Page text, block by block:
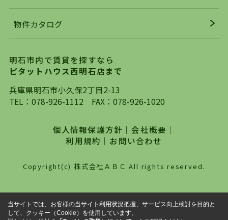
を行っており地域最大級の情報取扱量を誇ってお
ります。店頭で限られた物件をご紹介する、従来
自身でインターネットを利用し、理想のお部屋を
探していただき、選択していただいた物件情報に
対して、専門知識を持ったスタッフがサポートさ
せていただくスタイルを心がけております。私た
は、一度だけでは終わらない、お客様との末長い
お付き合いです。初めての一人暮らしから、就
職・ご結婚・売買物件の購入、などなど一生涯に
わたる、良きアドバイザーとして、地域に密着し
た営業スタイルで様々なお役立ちができればと強
わせください。
物件カタログ
明石市内で賃貸を探すなら
ピタットハウス西明石店まで
兵庫県明石市小久保2丁目2-13
TEL： 078-926-1112 FAX：078-926-1020
個人情報保護方針 ｜会社概要 ｜
利用規約 ｜ お問い合わせ
Copyright(c) 株式会社ＡＢＣ All rights reserved.
当サイトでは、お客様の当サイト利用状況把握、サービス向上検討を目的と
して、クッキー（Cookie）を使用しています。